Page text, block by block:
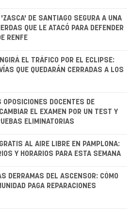
'ZASCA' DE SANTIAGO SEGURA A UNA
QUE LE ATACÓ PARA DEFENDER
RENFE
EL TRÁFICO POR EL ECLIPSE:
QUE QUEDARÁN CERRADAS A LOS
OPOSICIONES DOCENTES DE
EL EXAMEN POR UN TEST Y
ELIMINATORIAS
AL AIRE LIBRE EN PAMPLONA:
Y HORARIOS PARA ESTA SEMANA
DERRAMAS DEL ASCENSOR: CÓMO
PAGA REPARACIONES